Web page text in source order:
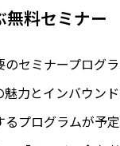
料セミナー
セミナープログ
力とインバウン
プログラムが予